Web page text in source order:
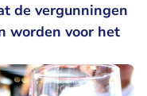
de vergunningen
worden voor het